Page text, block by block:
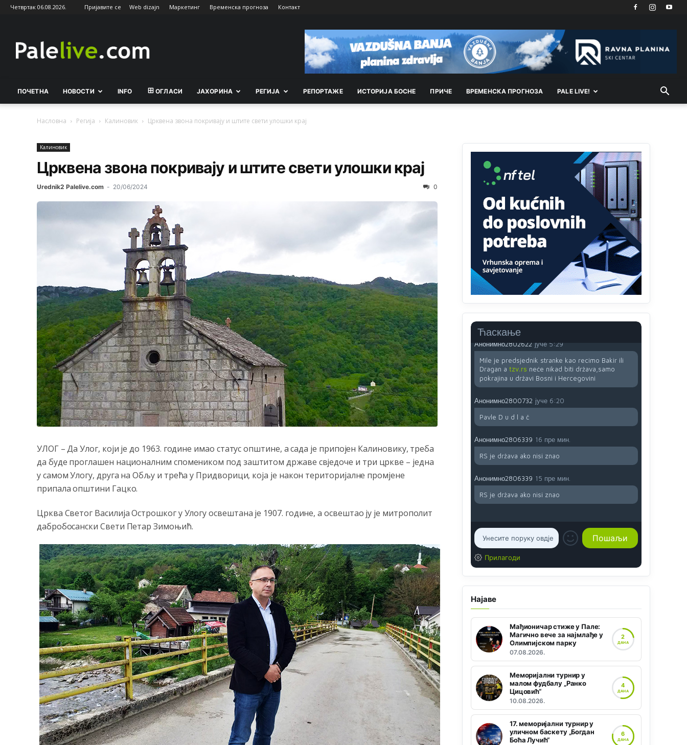
Четвртак 06.08.2026. Пријавите се Web dizajn Маркетинг Временска прогноза Контакт
ПОЧЕТНА НОВОСТИ INFO ОГЛАСИ ЈАХОРИНА РEГИЈА РEПОРТАЖE ИСТОРИЈА БОСНЕ ПРИЧЕ ВРEМEНСКА ПРОГНОЗА PALE LIVE!
Насловна Регија Калиновик Црквена звона покривају и штите свети улошки крај
Калиновик
Црквена звона покривају и штите свети улошки крај
Urednik2 Palelive.com - 20/06/2024 0
УЛОГ – Да Улог, који је до 1963. године имао статус општине, а сада је припојен Калиновику, треба
да буде проглашен националним спомеником под заштитом државе свједоче и три цркве – једна
у самом Улогу, друга на Обљу и трећа у Придворици, која је након територијалне промјене
припала општини Гацко.
Црква Светог Василија Острошког у Улогу освештана је 1907. године, а освештао ју је митрополит
дабробосански Свети Петар Зимоњић.
Ћаскање
Анонимно2798926 јуче 11:21
Ako tamo već ne živite. Topla preporuka
paljanskog seljaka
Анонимно2801833
yбиће га Били као зеца
sladji u govoru-to veci prevarant...
Анонимно2802132 јуче
Mnogi nesposobni ljudi su daleko dogurali. Ko je
nesposoban može raditi sve. Sposobni rade
samo ono što znaju.
Анонимно2022778
....i onda su na tenkovima NATO pakta, na vlast
došli jedna baba i jedan švercer dezerter ratni
profiter i ikonokradica .... ende
Анонимно2802605 јуче
Милорад Додик је доживотни предсједник
државе Републике Српске! Душмани ће умријети
од муке,не могу му ништа.
Анонимно2802622 јуче 5:29
Mile je predsjednik stranke kao recimo Bakir ili
Dragan a tzv.rs neće nikad biti država,samo
pokrajina u državi Bosni i Hercegovini
Анонимно2800732 јуче 6:20
Pavle D u d l a č
Анонимно2806339 16 пре мин.
RS je država ako nisi znao
Анонимно2806339 15 пре мин.
RS je država ako nisi znao
Прилагоди
Најаве
Мађионичар стиже у Пале:
Магично вече за најмлађе у
Олимпијском парку
07.08.2026.
2
ДАНА
Меморијални турнир у
малом фудбалу „Ранко
Цицовић“
10.08.2026.
4
ДАНА
17. меморијални турнир у
уличном баскету „Богдан
Боћа Лучић“
6
ДАНА